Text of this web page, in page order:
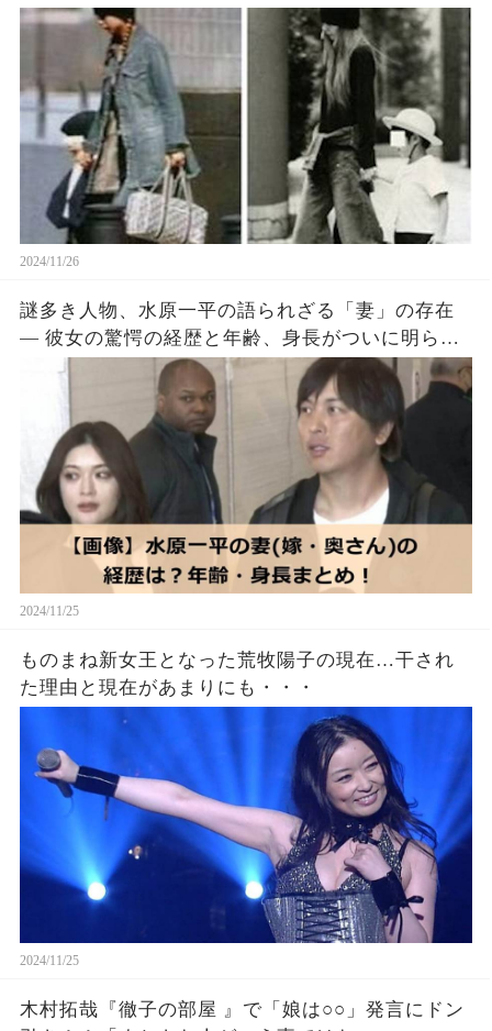
2024/11/26
謎多き人物、水原一平の語られざる「妻」の存在
― 彼女の驚愕の経歴と年齢、身長がついに明らか
2024/11/25
ものまね新女王となった荒牧陽子の現在…干され
た理由と現在があまりにも・・・
2024/11/25
木村拓哉『徹子の部屋 』で「娘は○○」発言にドン